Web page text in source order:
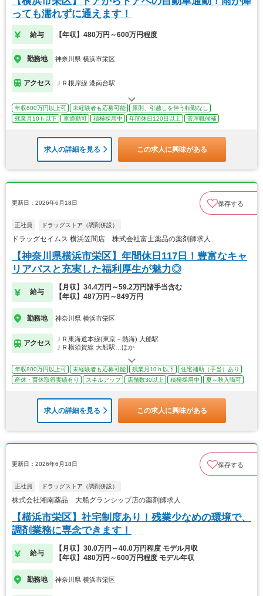
っても濡れずに通えます！
給与 【年収】480万円～600万円程度
勤務地 神奈川県 横浜市栄区
アクセス ＪＲ根岸線 港南台駅
年収600万円以上可 未経験者も応募可能
原則、引越しを伴う転勤なし
残業月10ｈ以下
車通勤可 積極採用中 年間休日120日以上 管理職候補
求人の詳細を見る この求人に興味がある
更新日：2026年6月18日 保存する
正社員 ドラッグストア（調剤併設）
ドラッグセイムス 横浜笠間店 株式会社富士薬品の薬剤師求人
【神奈川県横浜市栄区】年間休日117日！豊富なキャ
リアパスと充実した福利厚生が魅力◎
給与
【月収】34.4万円～59.2万円諸手当含む
【年収】487万円～849万円
勤務地 神奈川県 横浜市栄区
アクセス
ＪＲ東海道本線(東京－熱海) 大船駅
ＪＲ横須賀線 大船駅…ほか
年収800万円以上可 未経験者も応募可能 残業月10ｈ以下
住宅補助（手当）あり
産休・育休取得実績有り
スキルアップ 店舗数30以上 積極採用中 夏～秋入職可
求人の詳細を見る この求人に興味がある
更新日：2026年6月18日 保存する
正社員 ドラッグストア（調剤併設）
株式会社湘南薬品 大船グランシップ店の薬剤師求人
【横浜市栄区】社宅制度あり！残業少なめの環境で、
調剤業務に専念できます！
給与
【月収】30.0万円～40.0万円程度 モデル月収
【年収】480万円～600万円程度 モデル年収
勤務地 神奈川県 横浜市栄区